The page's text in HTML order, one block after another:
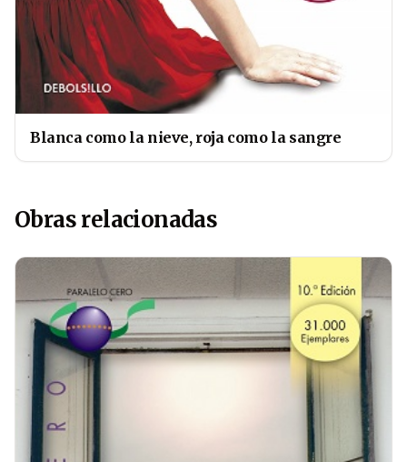
Blanca como la nieve, roja como la sangre
Obras relacionadas